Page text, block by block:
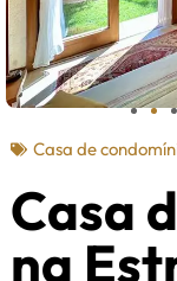
Casa de
Casa
na